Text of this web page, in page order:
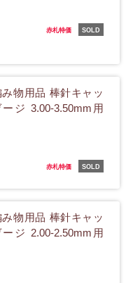
赤札特価 SOLD
物用品 棒針キャッ
ジ 3.00-3.50mm用
赤札特価 SOLD
物用品 棒針キャッ
ジ 2.00-2.50mm用